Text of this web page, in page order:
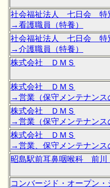
社会福祉法人 七日会 特
→看護職員（特養）
社会福祉法人 七日会 特
→介護職員（特養）
株式会社 ＤＭＳ
株式会社 ＤＭＳ
→営業（保守メンテナンス
株式会社 ＤＭＳ
→営業（保守メンテナンス
株式会社 ＤＭＳ
→営業、保守メンテナンス
昭島駅前耳鼻咽喉科 前
コンバージド・オープン